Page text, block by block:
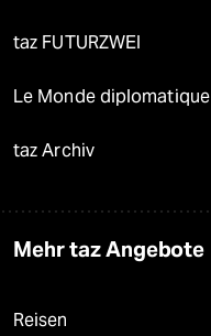
taz FUTURZWEI
Le Monde diplomatique
taz Archiv
Mehr taz Angebote
Reisen